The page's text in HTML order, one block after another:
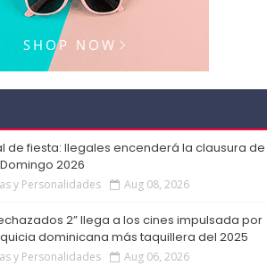
de fiesta: Ilegales encenderá la clausura de
2026
y Personalidades Aug 08, 2026
2” llega a los cines impulsada por
dominicana más taquillera del 2025
y Personalidades Aug 06, 2026